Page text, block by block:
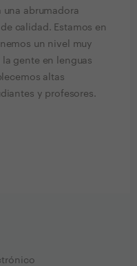
una abrumadora
calidad. Estamos en
un nivel muy
gente en lenguas
altas
y profesores.